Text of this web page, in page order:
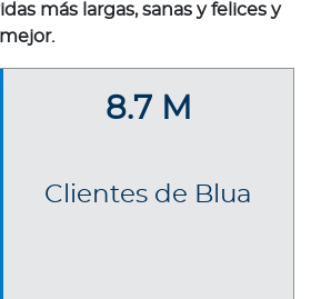
más largas, sanas y felices y
8.7 M
Clientes de Blua